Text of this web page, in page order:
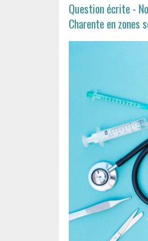
Question écrite -
Charente en zones